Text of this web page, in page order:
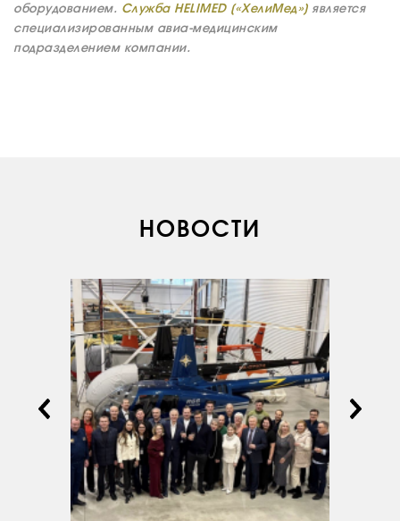
ОБУЧЕНИЕ
ИНСТРУКТОРЫ
оборудованием. Служба HELIMED («ХелиМед»)является
специализированным авиа-медицинским
подразделением компании.
НОВОСТИ